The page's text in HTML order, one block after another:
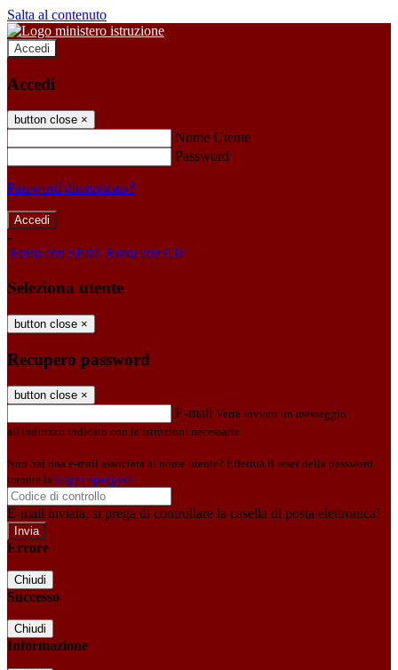
Salta al contenuto
Accedi
Accedi
button close ×
Nome Utente
Password
Password dimenticata?
-
Entra con SPID Entra con CIE
Seleziona utente
button close ×
Recupero password
button close ×
E-mail Verrà inviato un messaggio
all'indirizzo indicato con le istruzioni necessarie.
Non hai una e-mail associata al nome utente? Effettua il reset della password
tramite la Login Spaggiari
E-mail inviata, si prega di controllare la casella di posta elettronica!
Errore
Chiudi
Successo
Chiudi
Informazione